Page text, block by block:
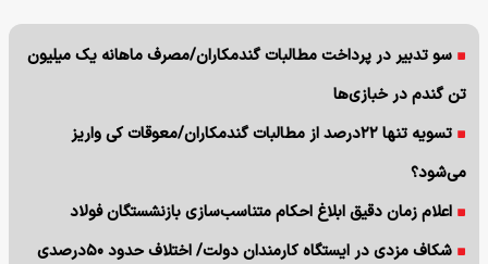
سو تدبیر در پرداخت مطالبات گندمکاران/مصرف ماهانه یک میلیون
تن گندم در خبازی‌ها
تسویه تنها ۲۲درصد از مطالبات گندمکاران/معوقات کی واریز
می‌شود؟
اعلام زمان دقیق ابلاغ احکام متناسب‌سازی بازنشستگان فولاد
شکاف مزدی در ایستگاه کارمندان دولت/ اختلاف حدود ۵۰درصدی